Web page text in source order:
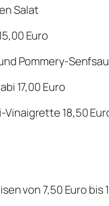
Salat
Euro
Pommery-
17,00 Euro
18,50
von 7,50 Euro bis